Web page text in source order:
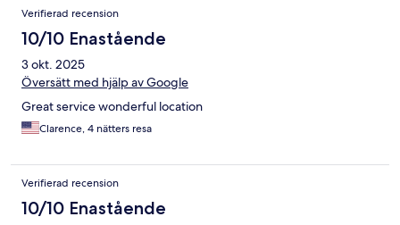
Verifierad recension
10/10 Enastående
3 okt. 2025
Översätt med hjälp av Google
Great service wonderful location
Clarence, 4 nätters resa
Verifierad recension
10/10 Enastående